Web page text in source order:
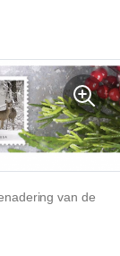
van de